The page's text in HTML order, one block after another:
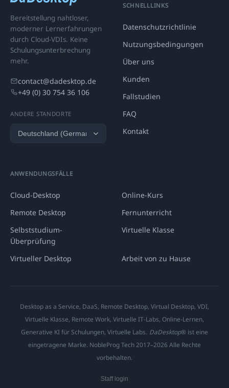
Bereitstellung nahtloser,
moderner Lernerfahrungen
durch Cloud-VDIs. Keine
Schulungsunterbrechung
mehr.
contact@dadesktop.de
+49 (0) 30 754 36 106
ANDERE STANDORTE
SCHNELLLINKS
Datenschutzrichtlinie
Nutzungsbedingungen
Über uns
Kunden
Fallstudien
FAQ
Kontakt
ANWENDUNGSFÄLLE
Cloud-Desktop
Online-Kurs
Remote Desktop
Fernunterricht
Selbststudium-
Überprüfung
Virtuelle Klasse
Virtueller Desktop Arbeit von zu Hause
Desktop as a Service, DaaS, Remote Desktop, Virtual Desktop, VDI,
Virtuelle Klasse, Remote Work, Virtuelle IT-Labs, Online-Lernen,
Generative KI für Schulungen, Virtuelle Labs. DaDesktop® ist eine
eingetragene Marke. NobleProg Tech 2017–2026 Alle Rechte
vorbehalten.
Staff login